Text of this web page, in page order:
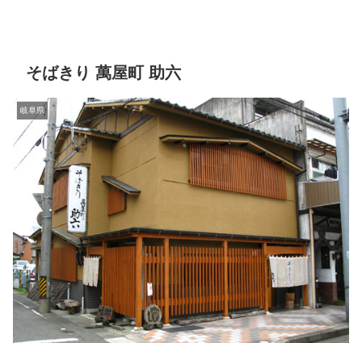
そばきり 萬屋町 助六
岐阜県